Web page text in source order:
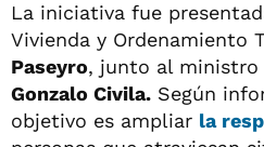
La iniciativa fue
Vivienda y Ordenamiento
Paseyro, junto al ministro
Gonzalo Civila. Según
objetivo es ampliar la